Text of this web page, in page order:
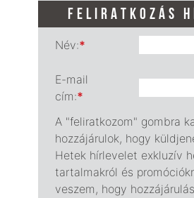
FELIRATKOZÁS
Név:*
E-mail
cím:*
A "feliratkozom" gombra
hozzájárulok, hogy
Hetek hírlevelet exkluzív
tartalmakról és
veszem, hogy